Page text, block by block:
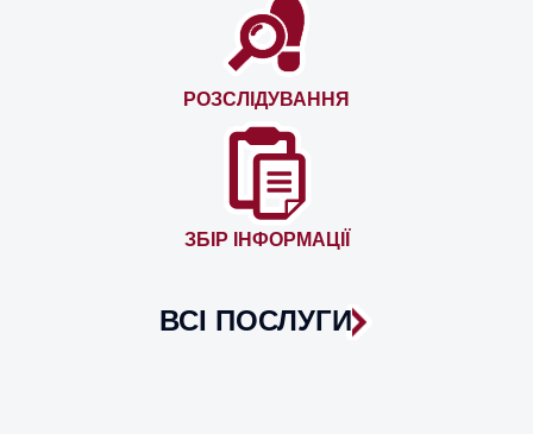
РОЗСЛІДУВАННЯ
ЗБІР ІНФОРМАЦІЇ
ВСІ ПОСЛУГИ